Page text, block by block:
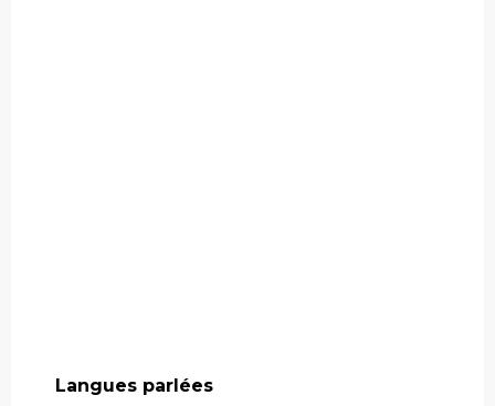
Langues parlées
Langues parlées